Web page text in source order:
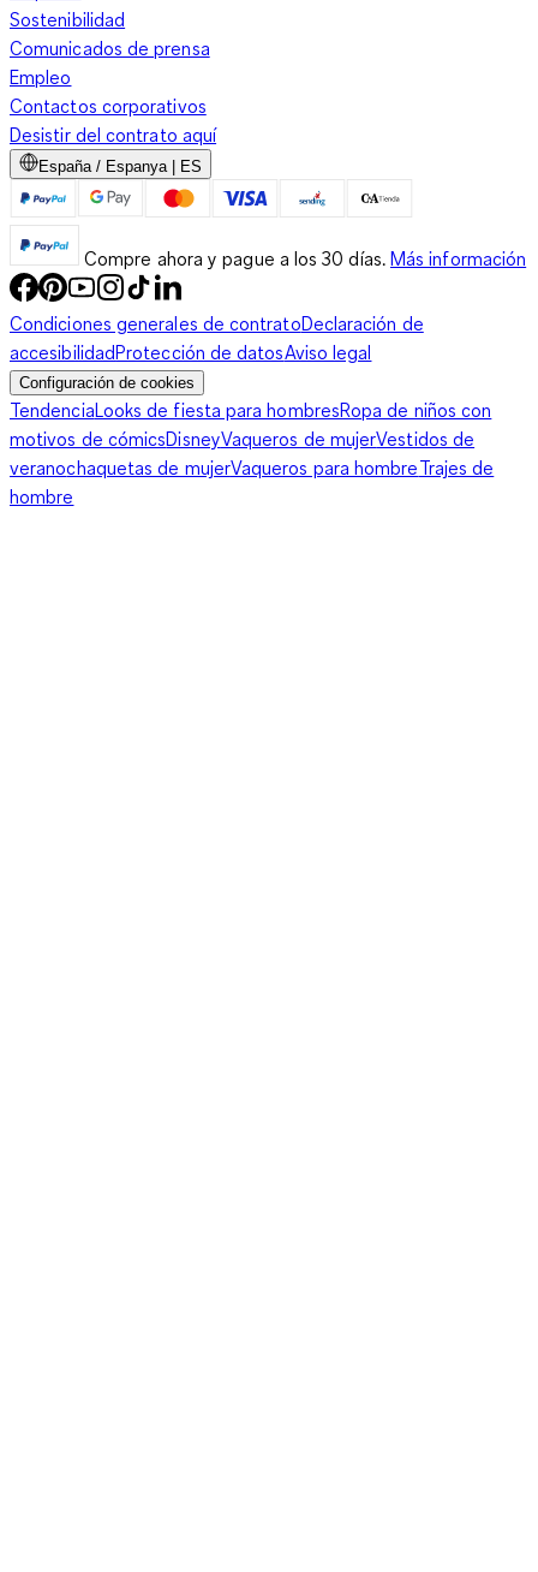
Sostenibilidad
Comunicados de prensa
Empleo
Contactos corporativos
Desistir del contrato aquí
España / Espanya | ES
Compre ahora y pague a los 30 días. Más información
Condiciones generales de contratoDeclaración de
accesibilidadProtección de datosAviso legal
Configuración de cookies
TendenciaLooks de fiesta para hombresRopa de niños con
motivos de cómicsDisneyVaqueros de mujerVestidos de
veranochaquetas de mujerVaqueros para hombreTrajes de
hombre